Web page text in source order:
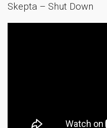
Skepta – Shut Down